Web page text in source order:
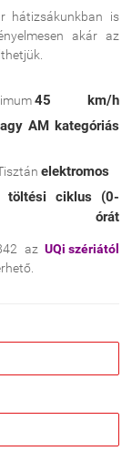
hátizsákunkban is
akár az
45 km/h
AM kategóriás
elektromos
töltési ciklus (0-
órát
az UQi szériától